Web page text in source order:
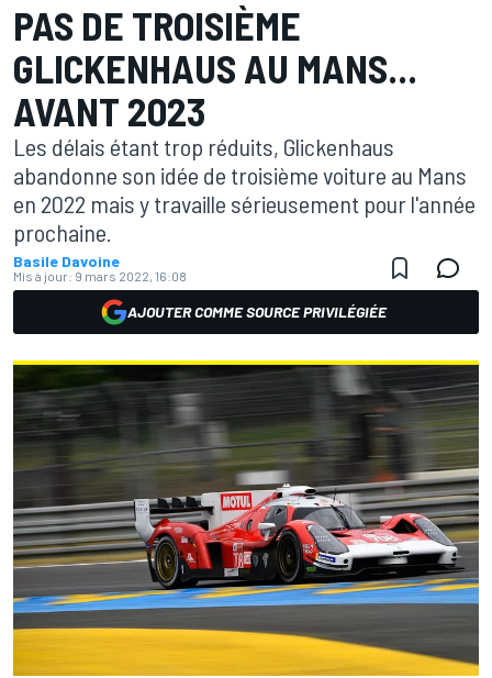
PAS DE TROISIÈME
GLICKENHAUS AU MANS...
AVANT 2023
Les délais étant trop réduits, Glickenhaus
abandonne son idée de troisième voiture au Mans
en 2022 mais y travaille sérieusement pour l'année
prochaine.
Basile Davoine
Mis à jour: 9 mars 2022, 16:08
AJOUTER COMME SOURCE PRIVILÉGIÉE